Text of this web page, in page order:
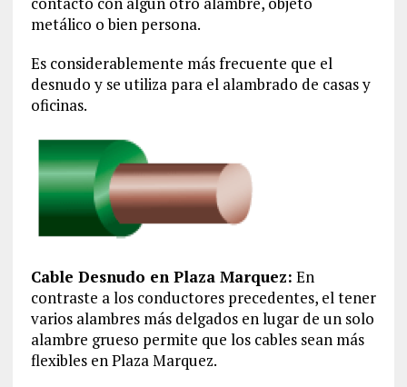
metálico o bien persona.
Es considerablemente más frecuente que el
desnudo y se utiliza para el alambrado de casas y
oficinas.
Cable Desnudo en Plaza Marquez: En
contraste a los conductores precedentes, el tener
varios alambres más delgados en lugar de un solo
alambre grueso permite que los cables sean más
flexibles en Plaza Marquez.